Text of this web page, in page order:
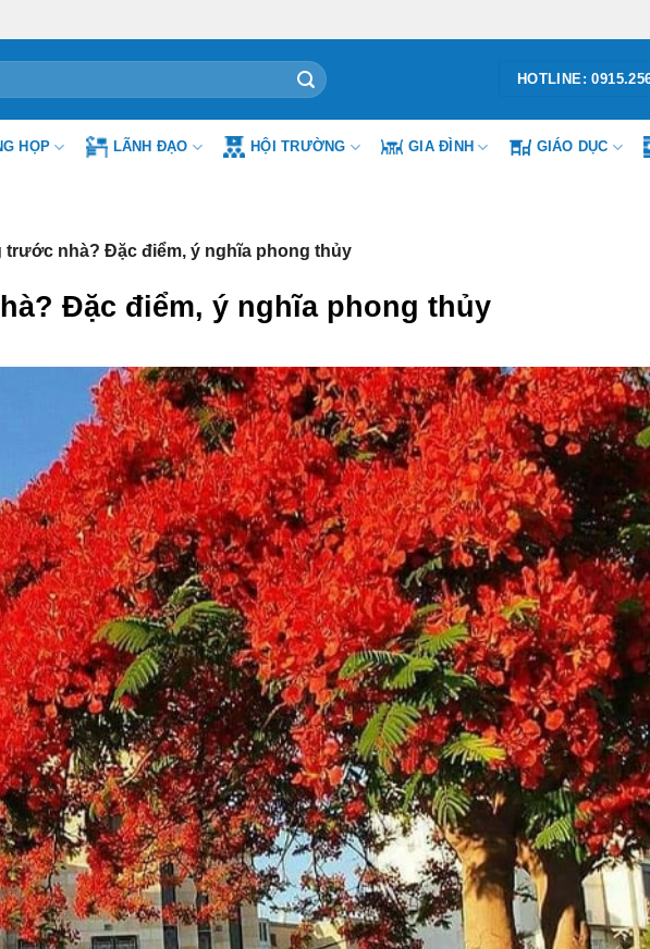
HOTLINE:
HỌP LÃNH ĐẠO HỘI TRƯỜNG GIA ĐÌNH GIÁO DỤC
nhà? Đặc điểm, ý nghĩa phong thủy
Đặc điểm, ý nghĩa phong thủy